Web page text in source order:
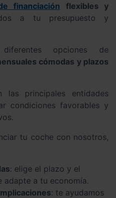
financiación flexibles y
a tu presupuesto y
opciones de
cómodas y plazos
las principales entidades
condiciones favorables y
tu coche con nosotros,
: elige el plazo y el
adapte a tu economía.
: te ayudamos